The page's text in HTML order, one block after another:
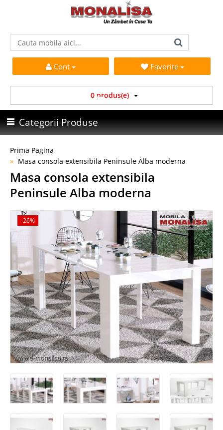
Cont Favorite
0 produs(e)
Categorii Produse
Prima Pagina
Masa consola extensibila Peninsule Alba moderna
Masa consola extensibila
Peninsule Alba moderna
-26%